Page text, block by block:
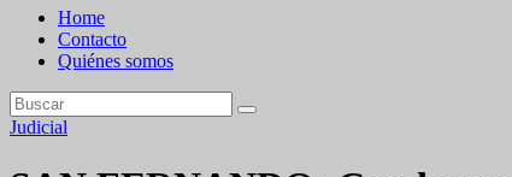
Home
Contacto
Quiénes somos
Judicial